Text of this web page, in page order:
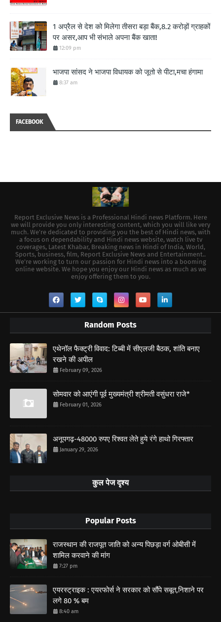
1 अप्रैल से देश को मिलेगा तीसरा बड़ा बैंक,8.2 करोड़ों ग्राहकों
पर असर,आप भी संभाले अपना बैंक खाता!
12:09 pm
भाजपा सांसद ने भाजपा विधायक को जूतो से पीटा,मचा हंगामा
8:37 am
FACEBOOK
Report Exclusive News is a Professional Hindi news Platform. Here
we will provide you only interesting content, which you will like very
much. We're dedicated to providing you the best of Hindi news, with
a focus on dependability and Hindi news website, watch live tv
coverages, Latest Khabar, Breaking news in Hindi of India, World,
Sports, business, film, Report Exclusive News and Entertainment..
We're working to turn our passion for Hindi news into a booming
online website. We hope you enjoy our Hindi news as much as we
enjoy offering them to you.
Random Posts
एथेनॉल फैक्ट्री विवाद: टिब्बी में सीएलजी बैठक, शांति बनाए
रखने की अपील
February 09, 2026
सोमवार को आएंगी पूर्व मुख्यमंत्री श्रीमती वसुंधरा राजे*
February 01, 2026
अनूपगढ़-48000 रुपए रिश्वत लेते हुये रंगे हाथो गिरफ्तार
January 29, 2026
कुल पेज दृश्य
Popular Posts
राजस्थान की राजपूत जाति को अन्य पिछड़ा वर्ग ओबीसी में
शामिल करवाने की मांग
7:27 pm
एयरस्ट्राइक : एयरफोर्स ने सरकार को सौंपे सबूत,निशाने पर
लगे 80 % बम
8:40 am